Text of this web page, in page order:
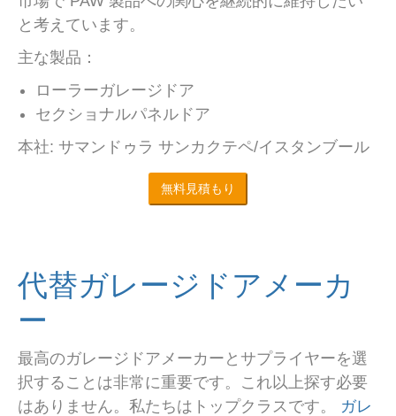
と考えています。
主な製品：
ローラーガレージドア
セクショナルパネルドア
本社: サマンドゥラ サンカクテペ/イスタンブール
無料見積もり
代替ガレージドアメーカ
ー
最高のガレージドアメーカーとサプライヤーを選
択することは非常に重要です。これ以上探す必要
はありません。私たちはトップクラスです。 ガレ